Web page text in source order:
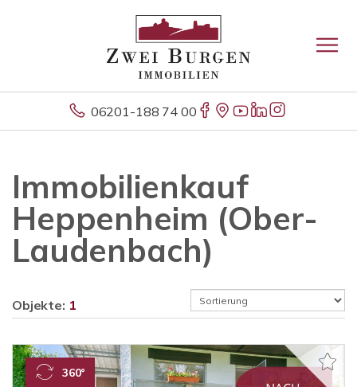
06201-188 74 00
Immobilienkauf
Heppenheim (Ober-
Laudenbach)
Objekte: 1
360°